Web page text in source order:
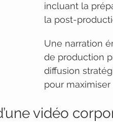
incluant la
la post-
Une narration
de production
diffusion
pour maximiser
vidéo